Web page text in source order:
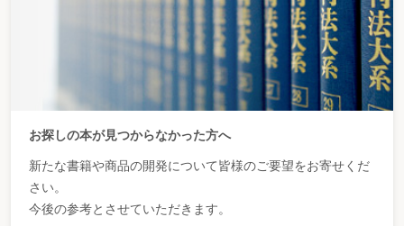
お探しの本が見つからなかった方へ
新たな書籍や商品の開発について皆様のご要望をお寄せくだ
さい。
今後の参考とさせていただきます。